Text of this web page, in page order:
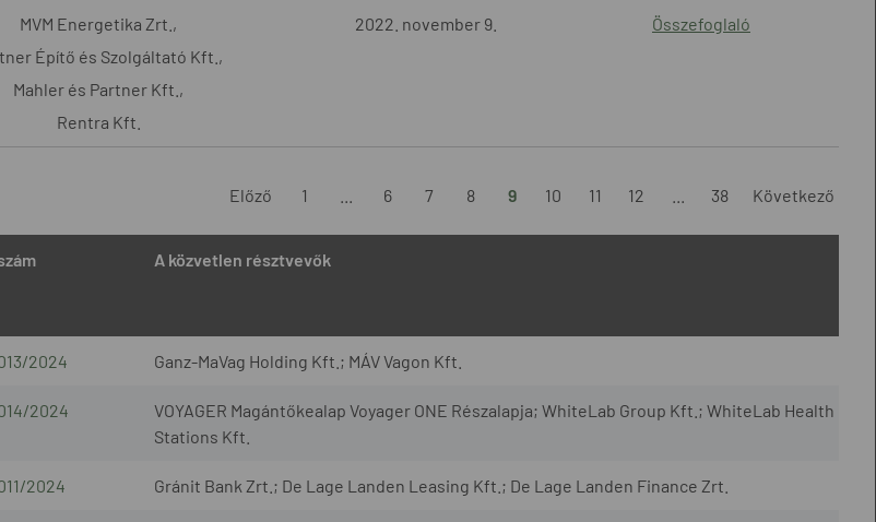
MVM Energetika Zrt.,
Építő és Szolgáltató Kft.,
Mahler és Partner Kft.,
Rentra Kft.
2022. november 9. Összefoglaló
Előző 1 6 7 8 9 10 11 12 38 Következő
A közvetlen résztvevők
2024 Ganz-MaVag Holding Kft.; MÁV Vagon Kft.
2024
VOYAGER Magántőkealap Voyager ONE Részalapja; WhiteLab Group Kft.; WhiteLab Health
Stations Kft.
2024 Gránit Bank Zrt.; De Lage Landen Leasing Kft.; De Lage Landen Finance Zrt.